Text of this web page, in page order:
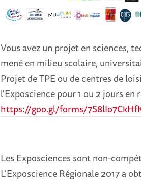
Vous avez un projet en sciences,
mené en milieu scolaire,
Projet de TPE ou de centres de
l'Exposcience pour 1 ou 2 jours
https://goo.gl/forms/
Les Exposciences sont non-
L'Exposcience Régionale 2017 a